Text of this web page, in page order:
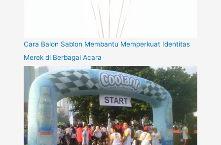
Cara Balon Sablon Membantu Memperkuat Identitas
Merek di Berbagai Acara